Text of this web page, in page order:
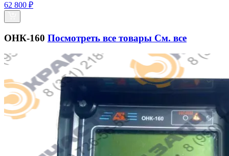
62 800 ₽
ОНК-160 Посмотреть все товары См. все